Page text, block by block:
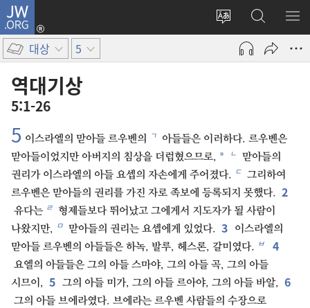
JW.ORG
사이트
언어
변경
로그인
(새로운
열기)
JW.ORG
검색
메
대상 5
역대기상
5:1-26
5 이스라엘의 맏아들 르우벤의 ㄱ 아들들은 이러하다. 르우벤은
맏아들이었지만 아버지의 침상을 더럽혔으므로, * ㄴ 맏아들의
권리가 이스라엘의 아들 요셉의 자손에게 주어졌다. ㄷ 그리하여
르우벤은 맏아들의 권리를 가진 자로 족보에 등록되지 못했다. 2
유다는 ㄹ 형제들보다 뛰어났고 그에게서 지도자가 될 사람이
나왔지만, ㅁ 맏아들의 권리는 요셉에게 있었다. 3
이스라엘의
맏아들 르우벤의 아들들은 하녹, 발루, 헤스론, 갈미였다. ㅂ 4
요엘의 아들들은 그의 아들 스마야, 그의 아들 곡, 그의 아들
시므이, 5 그의 아들 미가, 그의 아들 르아야, 그의 아들 바알, 6
그의 아들 브에라였다. 브에라는 르우벤 사람들의 수장으로